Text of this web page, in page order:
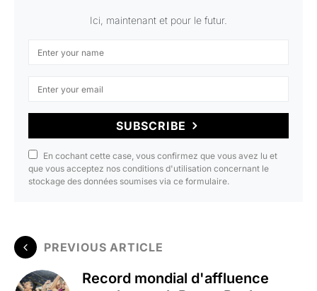
Ici, maintenant et pour le futur.
SUBSCRIBE
En cochant cette case, vous confirmez que vous avez lu et
que vous acceptez nos conditions d'utilisation concernant le
stockage des données soumises via ce formulaire.
PREVIOUS ARTICLE
Record mondial d'affluence